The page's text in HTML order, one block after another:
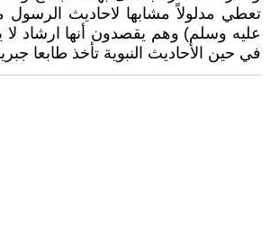
تعطي مدلولاً مشابها لاحاديث
عليه وسلم) وهم يقصدون أنها ارشاد لا
في حين الأحاديث النبوية تأخذ طابعا